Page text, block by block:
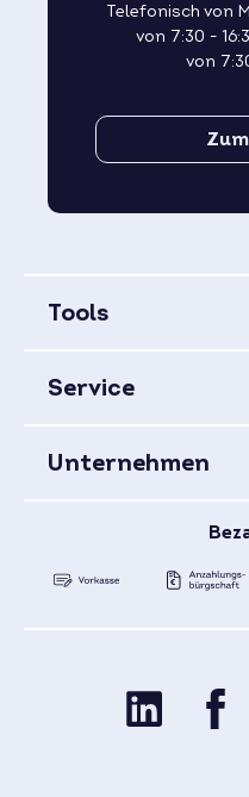
Telefonisch von
von 7:30 -
von
Tools
Service
Unternehmen